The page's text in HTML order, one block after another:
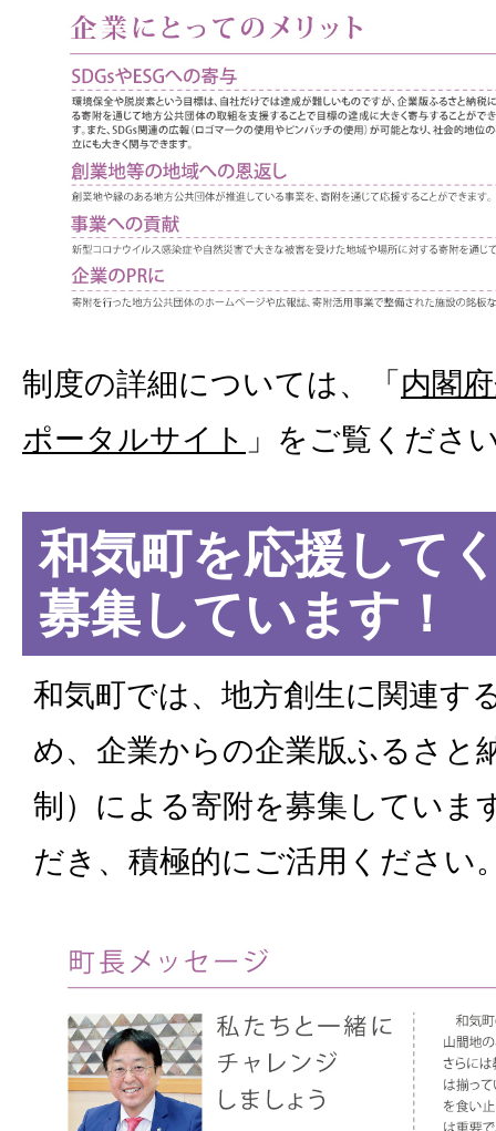
制度の詳細については、「内閣
ポータルサイト 」をご覧くださ
和気町を応援して
募集しています！
和気町では、地方創生に関連す
め、企業からの企業版ふるさと
制）による寄附を募集していま
だき、積極的にご活用ください